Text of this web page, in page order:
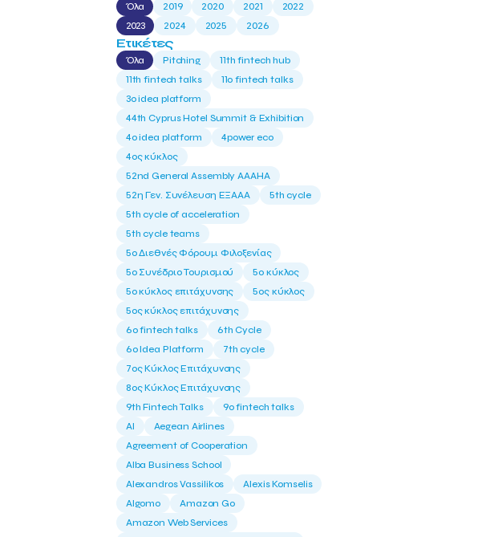
Όλα 2019 2020 2021
2022
2023
2024 2025 2026
Ετικέτες
Όλα Pitching
11th fintech hub
11th fintech talks
11ο fintech talks
3o idea platform
44th Cyprus Hotel Summit & Exhibition
4o idea platform
4power eco
4ος κύκλος
52nd General Assembly AAAHA
52η Γεν. Συνέλευση ΕΞΑΑΑ
5th cycle
5th cycle of acceleration
5th cycle teams
5ο Διεθνές Φόρουμ Φιλοξενίας
5ο Συνέδριο Τουρισμού
5ο κύκλος
5ο κύκλος επιτάχυνσης
5ος κύκλος
5ος κύκλος επιτάχυνσης
6o fintech talks
6th Cycle
6ο Idea Platform
7th cycle
7ος Κύκλος Επιτάχυνσης
8ος Κύκλος Επιτάχυνσης
9th Fintech Talks
9ο fintech talks
AI
Aegean Airlines
Agreement of Cooperation
Alba Business School
Alexandros Vassilikos
Alexis Komselis
Algomo
Amazon Go
Amazon Web Services